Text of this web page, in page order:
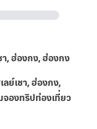
, ฮ่องกง, ฮ่องกง
ย์เชา, ฮ่องกง,
องทริปท่องเที่ยว